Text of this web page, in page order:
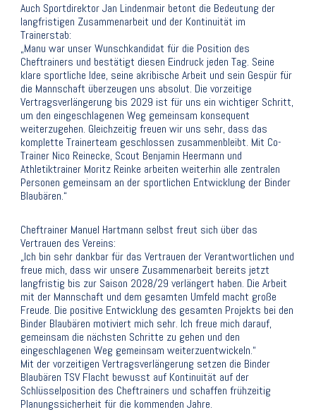
Auch Sportdirektor Jan Lindenmair betont die Bedeutung der
langfristigen Zusammenarbeit und der Kontinuität im
Trainerstab:
„Manu war unser Wunschkandidat für die Position des
Cheftrainers und bestätigt diesen Eindruck jeden Tag. Seine
klare sportliche Idee, seine akribische Arbeit und sein Gespür für
die Mannschaft überzeugen uns absolut. Die vorzeitige
Vertragsverlängerung bis 2029 ist für uns ein wichtiger Schritt,
um den eingeschlagenen Weg gemeinsam konsequent
weiterzugehen. Gleichzeitig freuen wir uns sehr, dass das
komplette Trainerteam geschlossen zusammenbleibt. Mit Co-
Trainer Nico Reinecke, Scout Benjamin Heermann und
Athletiktrainer Moritz Reinke arbeiten weiterhin alle zentralen
Personen gemeinsam an der sportlichen Entwicklung der Binder
Blaubären.“
Cheftrainer Manuel Hartmann selbst freut sich über das
Vertrauen des Vereins:
„Ich bin sehr dankbar für das Vertrauen der Verantwortlichen und
freue mich, dass wir unsere Zusammenarbeit bereits jetzt
langfristig bis zur Saison 2028/29 verlängert haben. Die Arbeit
mit der Mannschaft und dem gesamten Umfeld macht große
Freude. Die positive Entwicklung des gesamten Projekts bei den
Binder Blaubären motiviert mich sehr. Ich freue mich darauf,
gemeinsam die nächsten Schritte zu gehen und den
eingeschlagenen Weg gemeinsam weiterzuentwickeln.“
Mit der vorzeitigen Vertragsverlängerung setzen die Binder
Blaubären TSV Flacht bewusst auf Kontinuität auf der
Schlüsselposition des Cheftrainers und schaffen frühzeitig
Planungssicherheit für die kommenden Jahre.